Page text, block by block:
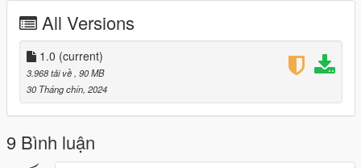
3 sns pistol
4 heavy pistol
5 ceramic pistol
6 vintage pistol
Do not reupload without permission from me.
Dm my dc: #treygot40 for help or any suggestion
All Versions
1.0 (current)
3.968 tải về , 90 MB
30 Tháng chín, 2024
9 Bình luận